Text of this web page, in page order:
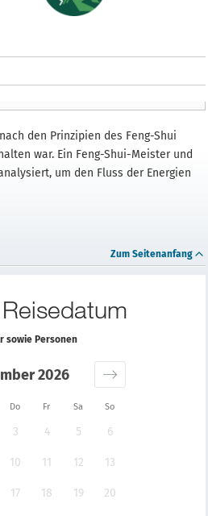
den Prinzipien des Feng-Shui
war. Ein Feng-Shui-Meister und
um den Fluss der Energien
Zum Seitenanfang
sowie Personen
Do Fr Sa So
2026
3 4 5 6
10 11 12 13
17 18 19 20